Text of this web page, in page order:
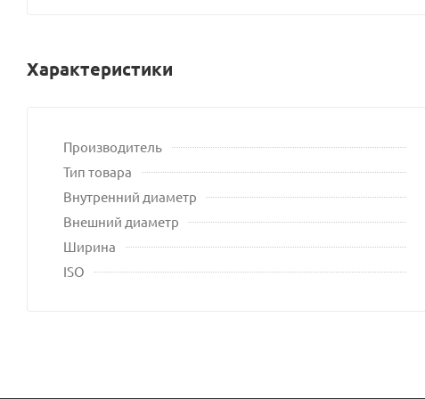
Характеристики
Производитель
Тип товара
Внутренний диаметр
Внешний диаметр
Ширина
ISO